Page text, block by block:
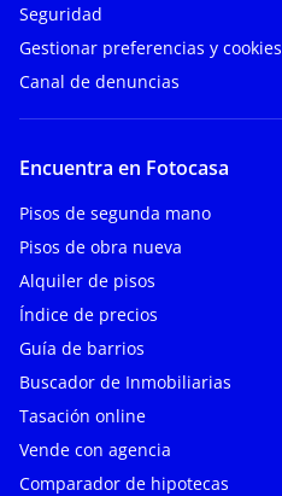
Seguridad
Gestionar preferencias y cookies
Canal de denuncias
Encuentra en Fotocasa
Pisos de segunda mano
Pisos de obra nueva
Alquiler de pisos
Índice de precios
Guía de barrios
Buscador de Inmobiliarias
Tasación online
Vende con agencia
Comparador de hipotecas